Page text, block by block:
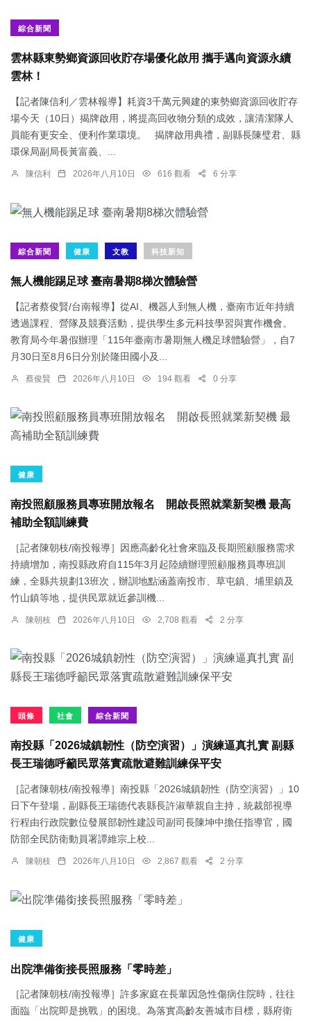
綜合新聞
雲林縣東勢鄉資源回收貯存場優化啟用 攜手邁向資源永續
雲林！
【記者陳信利／雲林報導】耗資3千萬元興建的東勢鄉資源回收貯存
場今天（10日）揭牌啟用，將提高回收物分類的成效，讓清潔隊人
員能有更安全、便利作業環境。 揭牌啟用典禮，副縣長陳璧君、縣
環保局副局長黃富義、...
陳信利 2026年八月10日 616 觀看 6 分享
綜合新聞 健康 文教 科技新知
無人機能踢足球 臺南暑期8梯次體驗營
【記者蔡俊賢/台南報導】從AI、機器人到無人機，臺南市近年持續
透過課程、營隊及競賽活動，提供學生多元科技學習與實作機會。
教育局今年暑假辦理「115年臺南市暑期無人機足球體驗營」，自7
月30日至8月6日分別於隆田國小及...
蔡俊賢 2026年八月10日 194 觀看 0 分享
健康
南投照顧服務員專班開放報名 開啟長照就業新契機 最高
補助全額訓練費
［記者陳朝枝/南投報導］因應高齡化社會來臨及長期照顧服務需求
持續增加，南投縣政府自115年3月起陸續辦理照顧服務員專班訓
練，全縣共規劃13班次，辦訓地點涵蓋南投市、草屯鎮、埔里鎮及
竹山鎮等地，提供民眾就近參訓機...
陳朝枝 2026年八月10日 2,708 觀看 2 分享
頭條 社會 綜合新聞
南投縣「2026城鎮韌性（防空演習）」演練逼真扎實 副縣
長王瑞德呼籲民眾落實疏散避難訓練保平安
［記者陳朝枝/南投報導］南投縣「2026城鎮韌性（防空演習）」10
日下午登場，副縣長王瑞德代表縣長許淑華親自主持，統裁部視導
行程由行政院數位發展部韌性建設司副司長陳坤中擔任指導官，國
防部全民防衛動員署譚維宗上校...
陳朝枝 2026年八月10日 2,867 觀看 2 分享
健康
出院準備銜接長照服務「零時差」
［記者陳朝枝/南投報導］許多家庭在長輩因急性傷病住院時，往往
面臨「出院即是挑戰」的困境。為落實高齡友善城市目標，縣府衛